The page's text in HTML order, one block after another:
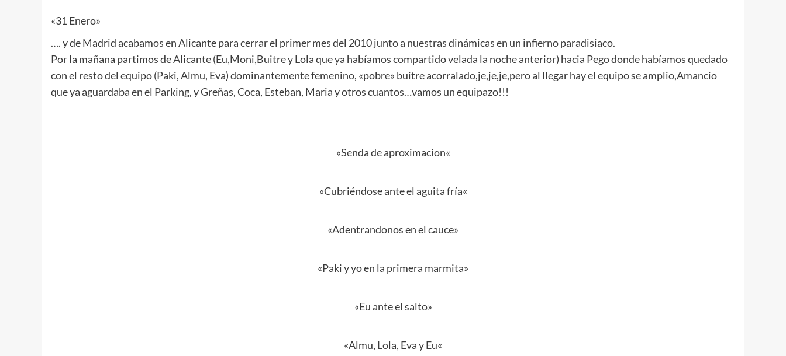
«31 Enero»
…. y de Madrid acabamos en Alicante para cerrar el primer mes del 2010 junto a nuestrasdinámicasen un infierno paradisiaco.
Por la mañana partimos de Alicante (Eu,Moni,Buitre yLolaque ya habíamoscompartido velada la noche anterior) hacia Pego dondehabíamosquedado
con el resto del equipo (Paki,Almu, Eva)dominantementefemenino, «pobre» buitre acorralado,je,je,je,pero al llegar hay el equipo se amplio,Amancio
que ya aguardaba en el Parking, y Greñas, Coca, Esteban, Mariay otros cuantos…vamos unequipazo!!!
«Senda deaproximacion«
«Cubriéndoseante el aguitafría«
«Adentrandonosen el cauce»
«Pakiy yo en la primera marmita»
«Euante el salto»
«Almu, Lola, EvayEu«